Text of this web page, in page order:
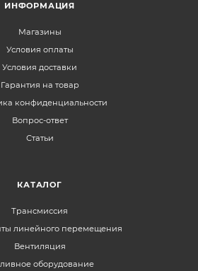
ИНФОРМАЦИЯ
Магазины
Условия оплаты
Условия доставки
Гарантия на товар
конфиденциальности
Вопрос-ответ
Статьи
КАТАЛОГ
Трансмиссия
линейного перемещения
Вентиляция
оборудование